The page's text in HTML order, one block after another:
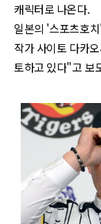
캐릭터로 나온다.
일본의 '스포츠호치
작가 사이토 다카
토하고 있다"고 보